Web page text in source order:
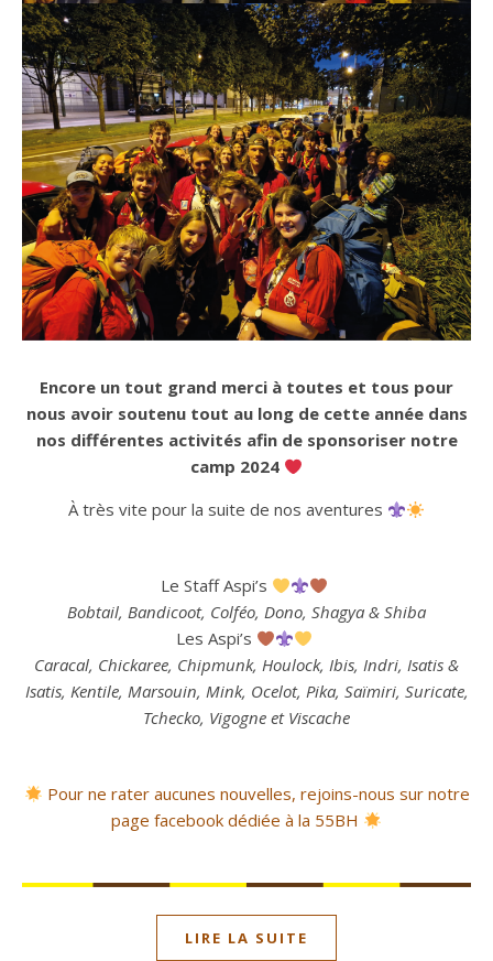
Encore un tout grand merci à toutes et tous pour
nous avoir soutenu tout au long de cette année dans
nos différentes activités afin de sponsoriser notre
camp 2024
À très vite pour la suite de nos aventures
Le Staff Aspi’s
Bobtail, Bandicoot, Colféo, Dono, Shagya & Shiba
Les Aspi’s
Caracal, Chickaree, Chipmunk, Houlock, Ibis, Indri, Isatis &
Isatis, Kentile, Marsouin, Mink, Ocelot, Pika, Saïmiri, Suricate,
Tchecko, Vigogne et Viscache
Pour ne rater aucunes nouvelles, rejoins-nous sur notre
page facebook dédiée à la 55BH
LIRE LA SUITE